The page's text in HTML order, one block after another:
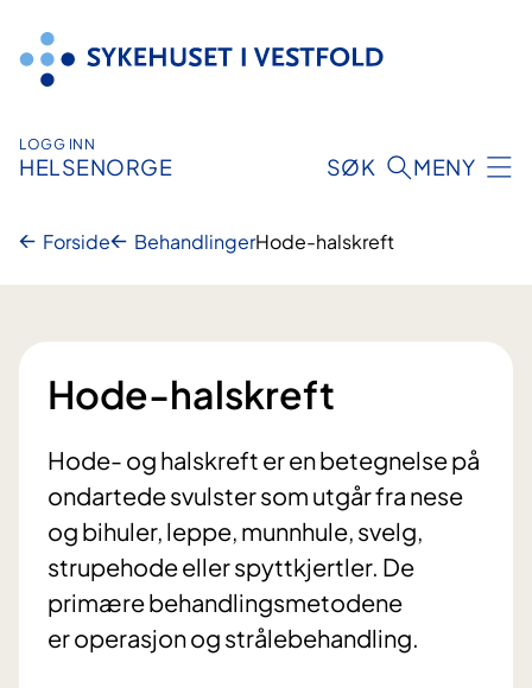
innhold
LOGG INN
HELSENORGE SØK MENY
Forside BehandlingerHode-halskreft
Hode-halskreft
Hode- og halskreft er en betegnelse på
ondartede svulster som utgår fra nese
og bihuler, leppe, munnhule, svelg,
strupehode eller spyttkjertler. De
primære behandlingsmetodene
er operasjon og strålebehandling.